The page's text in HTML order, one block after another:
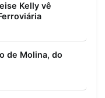
Kelly vê
de Molina, do